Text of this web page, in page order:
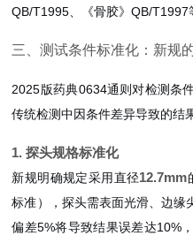
QB/T1995、《骨胶》QB/T1997
三、测试条件标准化：新规
2025版药典0634通则对检测条
传统检测中因条件差异导致的结
1. 探头规格标准化
新规明确规定采用直径12.7mm
标准），探头需表面光滑、边缘
偏差5%将导致结果误差达10%